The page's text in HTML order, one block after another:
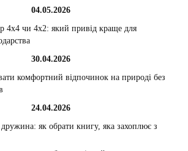
04.05.2026
4х4 чи 4х2: який привід краще для
30.04.2026
комфортний відпочинок на природі без
24.04.2026
як обрати книгу, яка захоплює з